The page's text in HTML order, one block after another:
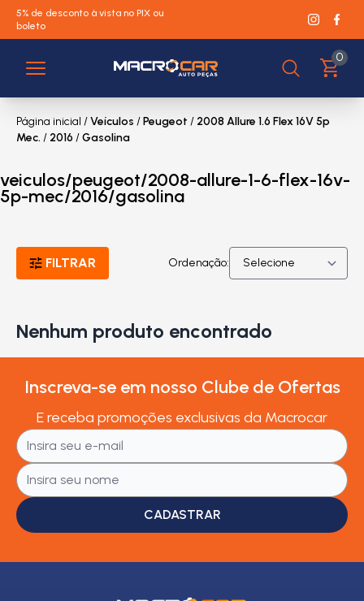
5% de desconto à vista no PIX ou
boleto
0
Página inicial /Veículos /Peugeot / 2008 Allure 1.6 Flex 16V 5p
Mec. / 2016 /Gasolina
veiculos/peugeot/2008-allure-1-6-flex-16v-
5p-mec/2016/gasolina
FILTRAR Ordenação:
Nenhum produto encontrado
Inscreva-se em nosso Clube de Ofertas
E receba promoções exclusivas da Macrocar
CADASTRAR